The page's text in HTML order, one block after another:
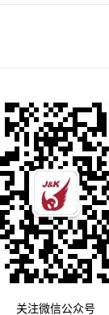
关注微信公众号